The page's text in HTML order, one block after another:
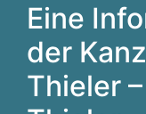
Eine
der
Thieler